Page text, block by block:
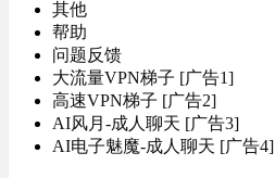
其他
帮助
问题反馈
大流量VPN梯子 [广告1]
高速VPN梯子 [广告2]
AI风月-成人聊天 [广告3]
AI电子魅魔-成人聊天 [广告4]